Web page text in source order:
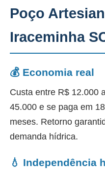
Poço
Iraceminha
💰 Economia real
Custa entre R$ 12.000
45.000 e se paga em
meses. Retorno
demanda hídrica.
💧 Independência